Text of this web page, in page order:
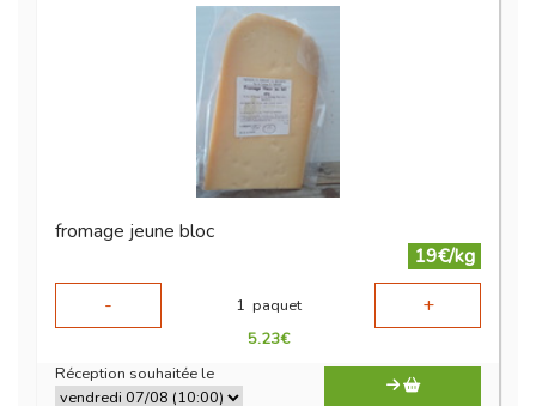
fromage jeune bloc
19€/kg
-
1 paquet +
5.23€
Réception souhaitée le